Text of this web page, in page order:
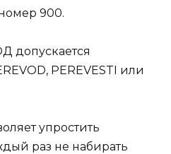
900.
допускается
PEREVESTI или
упростить
раз не набирать